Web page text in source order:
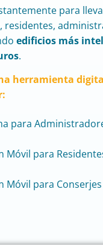
para
residentes,
edificios más
.
herramienta
para
Móvil para
Móvil para Conserjes